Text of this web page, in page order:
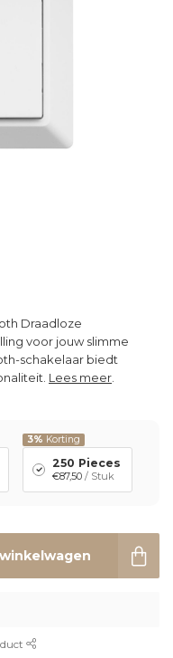
Draadloze
voor jouw slimme
schakelaar biedt
Lees meer
3% Korting
250 Pieces
€87,50 / Stuk